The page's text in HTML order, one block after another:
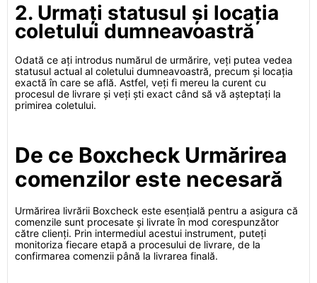
2. Urmați statusul și locația
coletului dumneavoastră
Odată ce ați introdus numărul de urmărire, veți putea vedea
statusul actual al coletului dumneavoastră, precum și locația
exactă în care se află. Astfel, veți fi mereu la curent cu
procesul de livrare și veți ști exact când să vă așteptați la
primirea coletului.
De ce Boxcheck Urmărirea
comenzilor este necesară
Urmărirea livrării Boxcheck este esențială pentru a asigura că
comenzile sunt procesate și livrate în mod corespunzător
către clienți. Prin intermediul acestui instrument, puteți
monitoriza fiecare etapă a procesului de livrare, de la
confirmarea comenzii până la livrarea finală.